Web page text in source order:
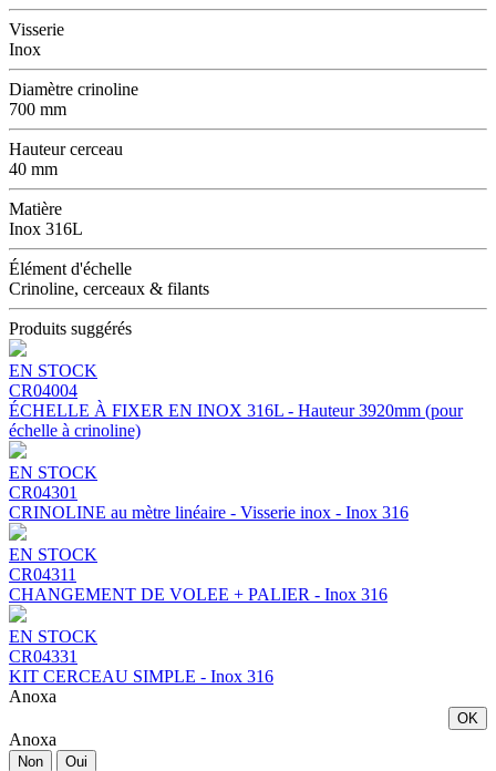
Visserie
Inox
Diamètre crinoline
700 mm
Hauteur cerceau
40 mm
Matière
Inox 316L
Élément d'échelle
Crinoline, cerceaux & filants
Produits suggérés
EN STOCK
CR04004
ÉCHELLE À FIXER EN INOX 316L - Hauteur 3920mm (pour
échelle à crinoline)
EN STOCK
CR04301
CRINOLINE au mètre linéaire - Visserie inox - Inox 316
EN STOCK
CR04311
CHANGEMENT DE VOLEE + PALIER - Inox 316
EN STOCK
CR04331
KIT CERCEAU SIMPLE - Inox 316
Anoxa
OK
Anoxa
Non Oui